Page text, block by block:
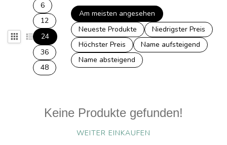
6
12
24
36
48
Am meisten angesehen
Neueste Produkte
Niedrigster Preis
Höchster Preis
Name aufsteigend
Name absteigend
Keine Produkte gefunden!
WEITER EINKAUFEN